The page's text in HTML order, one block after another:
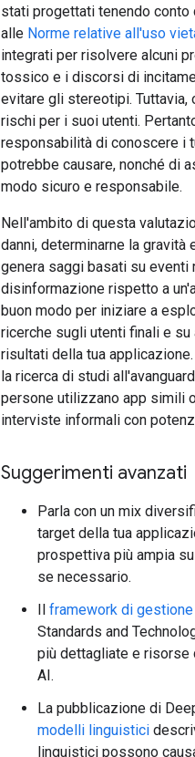
stati progettati tenendo conto
alle Norme relative all'uso
integrati per risolvere alcuni
tossico e i discorsi di
evitare gli stereotipi. Tuttavia,
rischi per i suoi utenti.
responsabilità di conoscere i
potrebbe causare, nonché di
modo sicuro e responsabile.
Nell'ambito di questa
danni, determinarne la
genera saggi basati su
disinformazione rispetto a
buon modo per iniziare a
ricerche sugli utenti finali e
risultati della tua
la ricerca di studi
persone utilizzano app simili
interviste informali con
Suggerimenti avanzati
Parla con un mix
target della tua
prospettiva più ampia
se necessario.
framework di gestione
Standards and
più dettagliate e risorse
AI.
La pubblicazione di
modelli linguistici
linguistici possono